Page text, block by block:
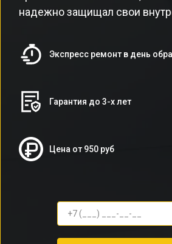
надежно защищал свои
Экспресс ремонт в день
Гарантия до 3-х лет
Цена от 950 руб